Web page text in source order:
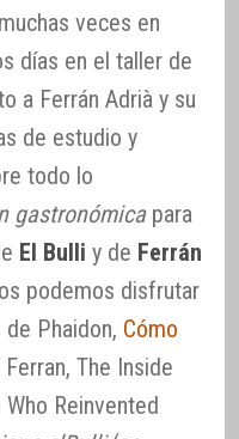
veces en
días en el taller de
a Ferrán Adrià y su
de estudio y
todo lo
gastronómicapara
El Bulli y de Ferrán
podemos disfrutar
Phaidon, Cómo
The Inside
Reinvented